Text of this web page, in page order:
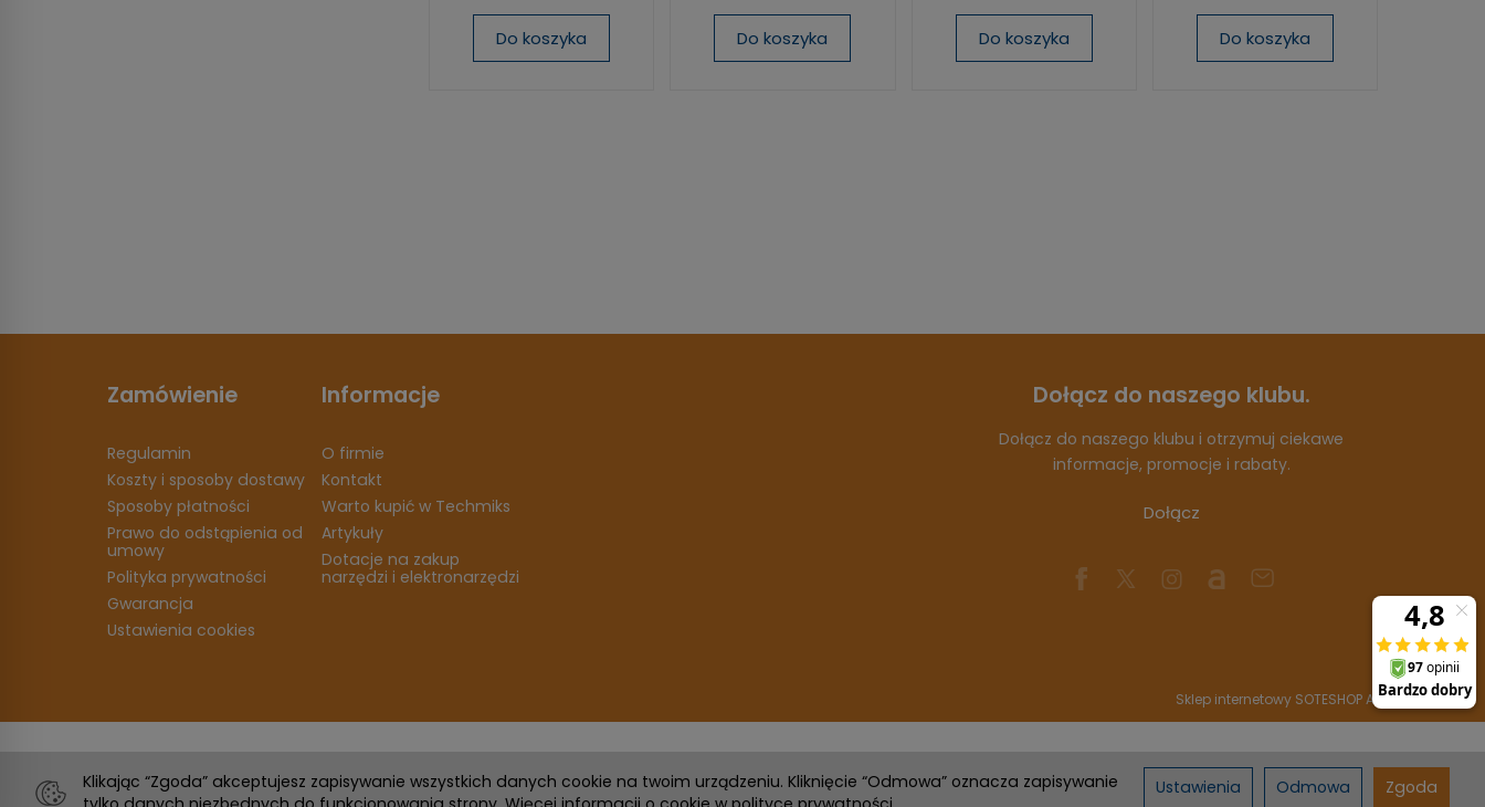
Do koszyka Do koszyka Do koszyka Do koszyka
Zamówienie
Regulamin
Koszty i sposoby dostawy
Sposoby płatności
Prawo do odstąpienia od
umowy
Polityka prywatności
Gwarancja
Ustawienia cookies
Informacje
O firmie
Kontakt
Warto kupić w Techmiks
Artykuły
Dotacje na zakup
narzędzi i elektronarzędzi
Dołącz do naszego klubu.
Dołącz do naszego klubu i otrzymuj ciekawe
informacje, promocje i rabaty.
Dołącz
Sklep internetowy SOTESHOP AI
Klikając “Zgoda” akceptujesz zapisywanie wszystkich danych cookie na twoim urządzeniu. Kliknięcie “Odmowa” oznacza zapisywanie
Ustawienia Odmowa Zgoda